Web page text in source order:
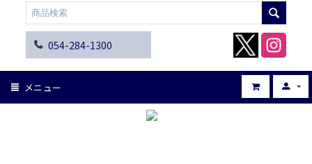
054-284-1300
メニュー